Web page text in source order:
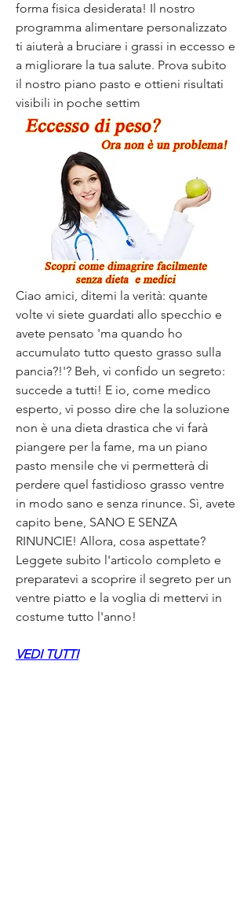
forma fisica desiderata! Il nostro
programma alimentare personalizzato
ti aiuterà a bruciare i grassi in eccesso e
a migliorare la tua salute. Prova subito
il nostro piano pasto e ottieni risultati
visibili in poche settim
Ciao amici, ditemi la verità: quante
volte vi siete guardati allo specchio e
avete pensato 'ma quando ho
accumulato tutto questo grasso sulla
pancia?!'? Beh, vi confido un segreto:
succede a tutti! E io, come medico
esperto, vi posso dire che la soluzione
non è una dieta drastica che vi farà
piangere per la fame, ma un piano
pasto mensile che vi permetterà di
perdere quel fastidioso grasso ventre
in modo sano e senza rinunce. Sì, avete
capito bene, SANO E SENZA
RINUNCIE! Allora, cosa aspettate?
Leggete subito l'articolo completo e
preparatevi a scoprire il segreto per un
ventre piatto e la voglia di mettervi in
costume tutto l'anno!
VEDI TUTTI